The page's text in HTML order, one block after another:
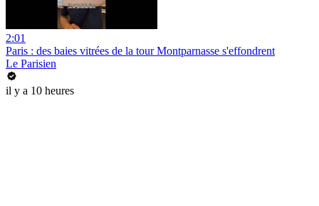
2:01
Paris : des baies vitrées de la tour Montparnasse s'effondrent
Le Parisien
il y a 10 heures